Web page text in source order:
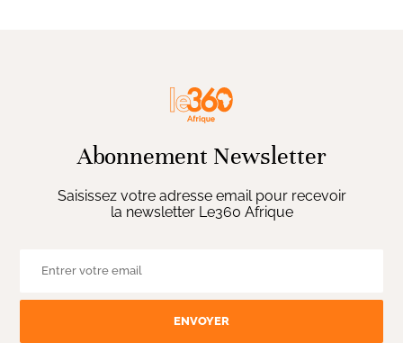
Abonnement Newsletter
Saisissez votre adresse email pour recevoir
la newsletter Le360 Afrique
ENVOYER